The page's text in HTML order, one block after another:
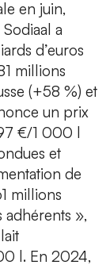
en juin,
a
d’euros
millions
(+58 %) et
un prix
€/1 000 l
et
de
millions
adhérents »,
l. En 2024,